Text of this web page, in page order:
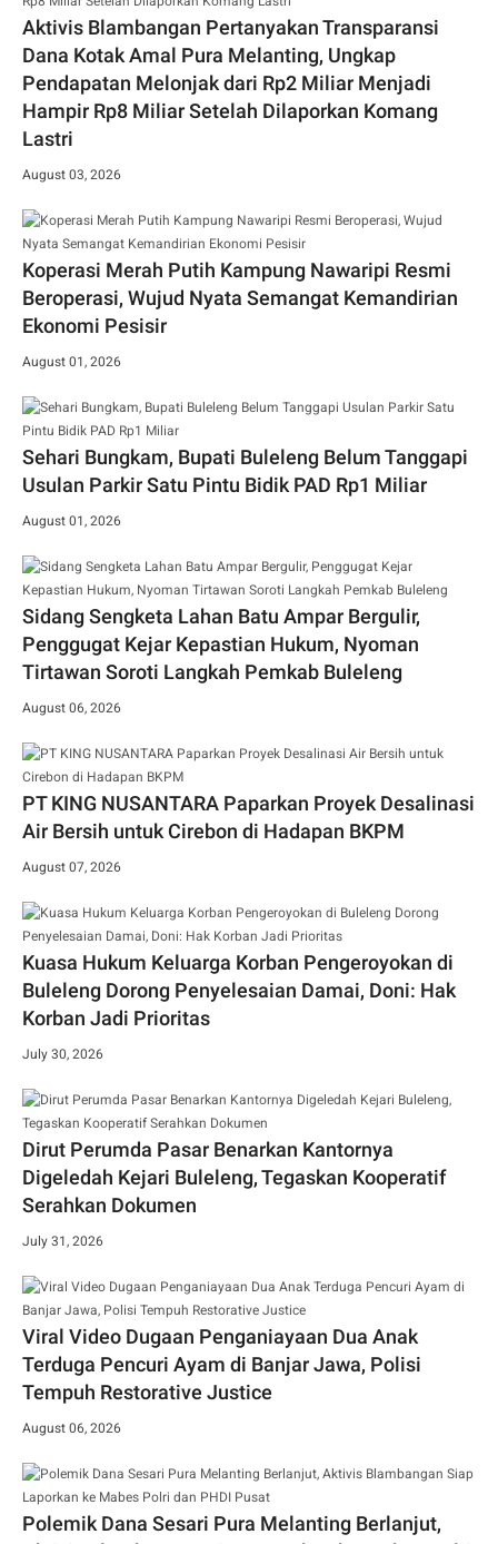
Aktivis Blambangan Pertanyakan Transparansi
Dana Kotak Amal Pura Melanting, Ungkap
Pendapatan Melonjak dari Rp2 Miliar Menjadi
Hampir Rp8 Miliar Setelah Dilaporkan Komang
Lastri
August 03, 2026
Koperasi Merah Putih Kampung Nawaripi Resmi
Beroperasi, Wujud Nyata Semangat Kemandirian
Ekonomi Pesisir
August 01, 2026
Sehari Bungkam, Bupati Buleleng Belum Tanggapi
Usulan Parkir Satu Pintu Bidik PAD Rp1 Miliar
August 01, 2026
Sidang Sengketa Lahan Batu Ampar Bergulir,
Penggugat Kejar Kepastian Hukum, Nyoman
Tirtawan Soroti Langkah Pemkab Buleleng
August 06, 2026
PT KING NUSANTARA Paparkan Proyek Desalinasi
Air Bersih untuk Cirebon di Hadapan BKPM
August 07, 2026
Kuasa Hukum Keluarga Korban Pengeroyokan di
Buleleng Dorong Penyelesaian Damai, Doni: Hak
Korban Jadi Prioritas
July 30, 2026
Dirut Perumda Pasar Benarkan Kantornya
Digeledah Kejari Buleleng, Tegaskan Kooperatif
Serahkan Dokumen
July 31, 2026
Viral Video Dugaan Penganiayaan Dua Anak
Terduga Pencuri Ayam di Banjar Jawa, Polisi
Tempuh Restorative Justice
August 06, 2026
Polemik Dana Sesari Pura Melanting Berlanjut,